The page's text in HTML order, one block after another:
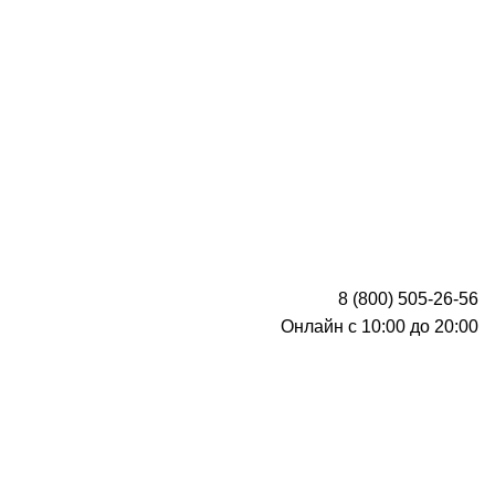
8 (800) 505-26-56
Онлайн с 10:00 до 20:00